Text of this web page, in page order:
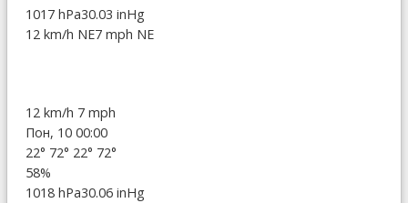
1017 hPa30.03 inHg
12 km/h NE7 mph NE
12 km/h 7 mph
Пон, 10 00:00
22° 72° 22° 72°
58%
1018 hPa30.06 inHg